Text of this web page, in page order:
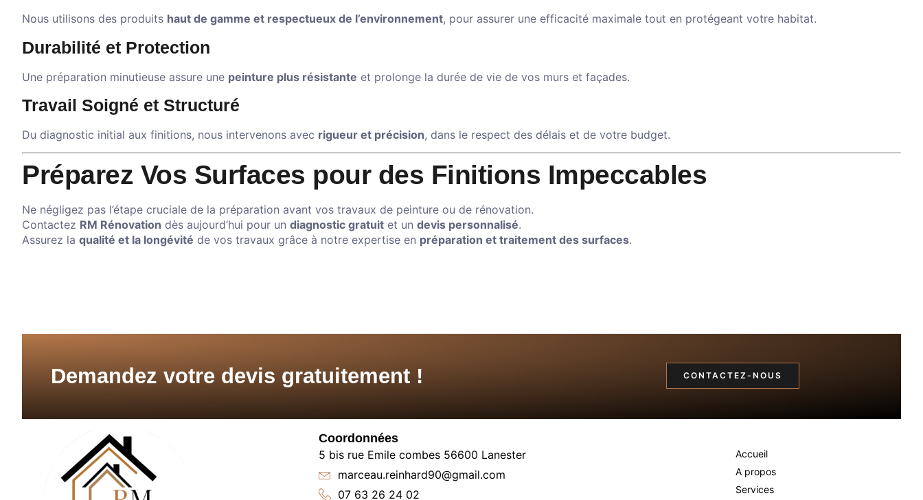
Nous utilisons des produits haut de gamme et respectueux de l’environnement, pour assurer une efficacité maximale tout en protégeant votre habitat.
Durabilité et Protection
Une préparation minutieuse assure une peinture plus résistante et prolonge la durée de vie de vos murs et façades.
Travail Soigné et Structuré
Du diagnostic initial aux finitions, nous intervenons avec rigueur et précision, dans le respect des délais et de votre budget.
Préparez Vos Surfaces pour des Finitions Impeccables
Ne négligez pas l’étape cruciale de la préparation avant vos travaux de peinture ou de rénovation.
Contactez RM Rénovation dès aujourd’hui pour un diagnostic gratuit et un devis personnalisé.
Assurez la qualité et la longévité de vos travaux grâce à notre expertise en préparation et traitement des surfaces.
Demandez votre devis gratuitement ! CONTACTEZ-NOUS
Coordonnées
5 bis rue Emile combes 56600 Lanester
marceau.reinhard90@gmail.com
07 63 26 24 02
Accueil
A propos
Services